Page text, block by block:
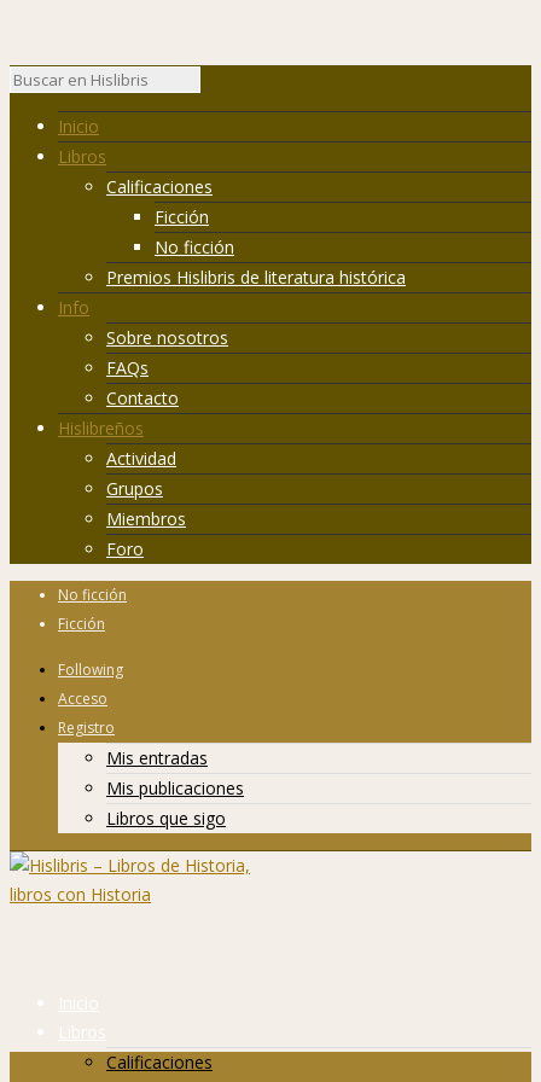
Inicio
Libros
Calificaciones
Ficción
No ficción
Premios Hislibris de literatura histórica
Info
Sobre nosotros
FAQs
Contacto
Hislibreños
Actividad
Grupos
Miembros
Foro
No ficción
Ficción
Following
Acceso
Registro
Mis entradas
Mis publicaciones
Libros que sigo
Inicio
Libros
Calificaciones